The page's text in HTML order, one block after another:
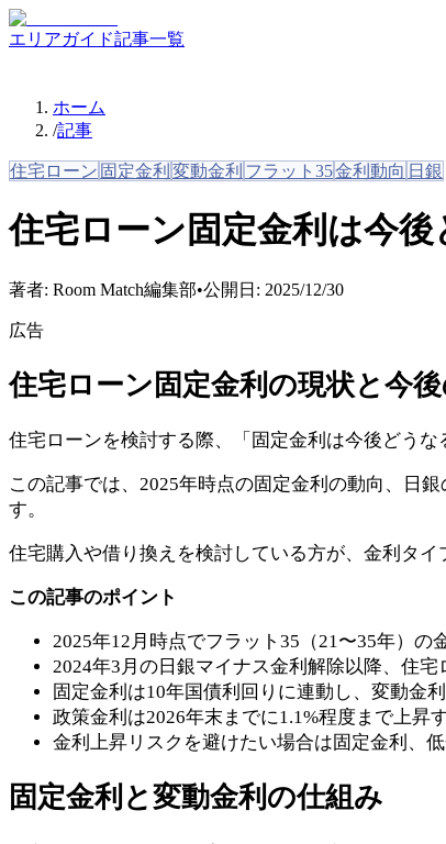
エリアガイド記事一覧
ホーム
/記事
住宅ローン 固定金利 変動金利 フラット35金利動向 日銀
住宅ローン固定金利は今
著者: Room Match編集部•公開日: 2025/12/30
広告
住宅ローン固定金利の現状と今
住宅ローンを検討する際、「固定金利は今後どう
この記事では、2025年時点の固定金利の動向、日
す。
住宅購入や借り換えを検討している方が、金利タ
この記事のポイント
2025年12月時点でフラット35（21〜35年）の
2024年3月の日銀マイナス金利解除以降、住
固定金利は10年国債利回りに連動し、変動金
政策金利は2026年末までに1.1%程度まで上昇
金利上昇リスクを避けたい場合は固定金利、
固定金利と変動金利の仕組み